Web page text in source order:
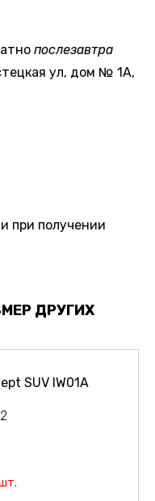
послезавтра
ул, дом № 1А,
при получении
ДРУГИХ
SUV IW01A